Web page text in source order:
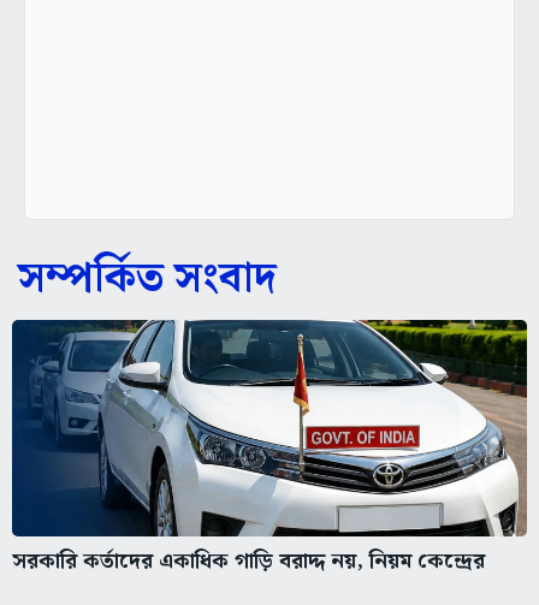
সম্পর্কিত সংবাদ
সরকারি কর্তাদের একাধিক গাড়ি বরাদ্দ নয়, নিয়ম কেন্দ্রের